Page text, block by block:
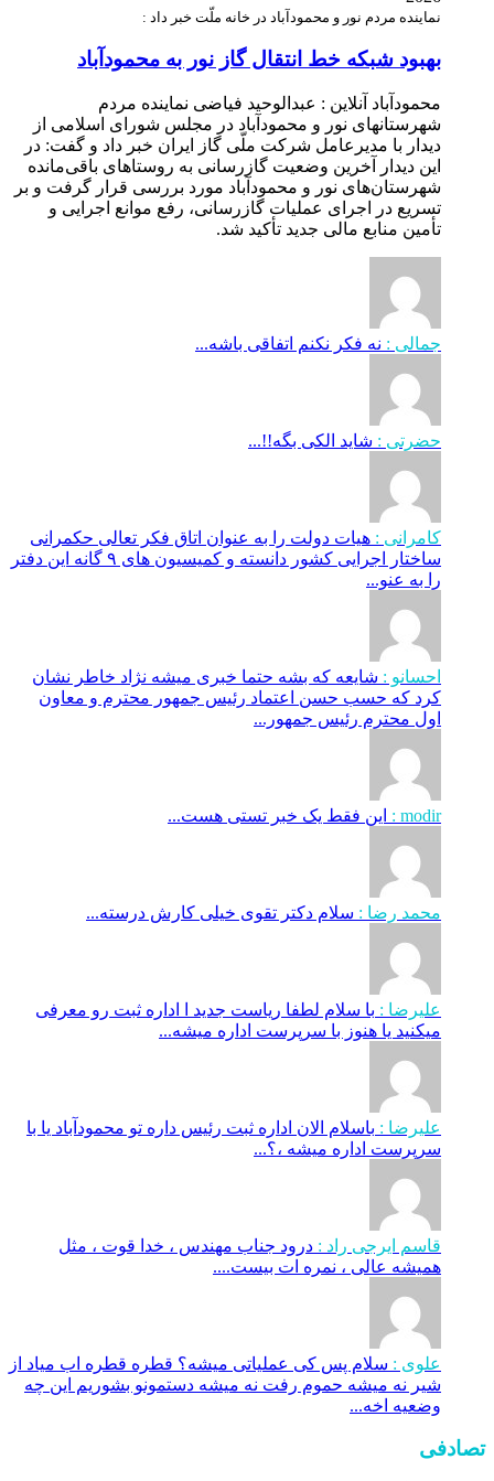
نماینده مردم نور و محمودآباد در خانه ملّت خبر داد :
بهبود شبکه خط انتقال گاز نور به محمودآباد
محمودآباد آنلاین : عبدالوحید فیاضی نماینده مردم
شهرستانهای نور و محمودآباد در مجلس شورای اسلامی از
دیدار با مدیرعامل شرکت ملّی گاز ایران خبر داد و گفت: در
این دیدار آخرین وضعیت گازرسانی به روستاهای باقی‌مانده
شهرستان‌های نور و محمودآباد مورد بررسی قرار گرفت و بر
تسریع در اجرای عملیات گازرسانی، رفع موانع اجرایی و
تأمین منابع مالی جدید تأکید شد.
جمالی : نه فکر نکنم اتفاقی باشه...
حضرتی : شاید الکی بگه!!...
کامرانی : هیات دولت را به عنوان اتاق فکر تعالی حکمرانی
ساختار اجرایی کشور دانسته و کمیسیون های ۹ گانه این دفتر
را به عنو...
احسانو : شایعه که بشه حتما خبری میشه نژاد خاطر نشان
کرد که حسب حسن اعتماد رئیس جمهور محترم و معاون
اول محترم رئیس جمهور...
modir : این فقط یک خبر تستی هست...
محمد رضا : سلام دکتر تقوی خیلی کارش درسته...
علیرضا : با سلام لطفا ریاست جدید ا اداره ثبت‌ رو معرفی
میکنید یا هنوز با سرپرست اداره‌ میشه...
علیرضا : باسلام الان اداره ثبت رئیس داره تو محمودآباد یا با
سرپرست اداره میشه ،؟...
قاسم ایرجی راد : درود جناب مهندس ، خدا قوت ، مثل
همیشه عالی ، نمره ات بیست....
علوی : سلام پس کی عملیاتی میشه؟ قطره قطره اب میاد از
شیر نه میشه حموم رفت نه میشه دستمونو بشوریم این چه
وضعیه اخه...
تصادفی